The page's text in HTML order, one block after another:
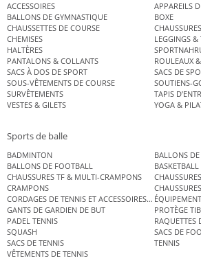
ACCESSOIRES
APPAREILS
BALLONS DE GYMNASTIQUE
BOXE
CHAUSSETTES DE COURSE
CHAUSSURES
CHEMISES
LEGGINGS &
HALTÈRES
PANTALONS & COLLANTS
ROULEAUX
SACS À DOS DE SPORT
SACS DE
SOUS-VÊTEMENTS DE COURSE
SOUTIENS-
SURVÊTEMENTS
TAPIS
VESTES & GILETS
YOGA &
Sports de balle
BADMINTON
BALLONS
BALLONS DE FOOTBALL
BASKETBALL
CHAUSSURES TF & MULTI-CRAMPONS
CRAMPONS
CORDAGES DE TENNIS ET ACCESSOIRES DE TENNIS
GANTS DE GARDIEN DE BUT
PROTÈGE
PADEL TENNIS
RAQUETTES
SQUASH
SACS DE
SACS DE TENNIS
TENNIS
VÊTEMENTS DE TENNIS